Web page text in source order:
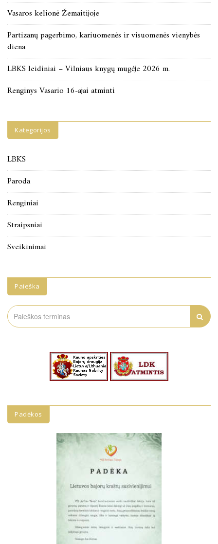
Vasaros kelionė Žemaitijoje
Partizanų pagerbimo, kariuomenės ir visuomenės vienybės
diena
LBKS leidiniai – Vilniaus knygų mugėje 2026 m.
Renginys Vasario 16-ajai atminti
Kategorijos
LBKS
Paroda
Renginiai
Straipsniai
Sveikinimai
Paieška
Search
for:
Padėkos